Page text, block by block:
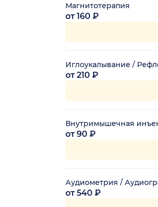
Магнитотерапия
от 160 ₽
Иглоукалывание /
от 210 ₽
Внутримышечная
от 90 ₽
Аудиометрия /
от 540 ₽